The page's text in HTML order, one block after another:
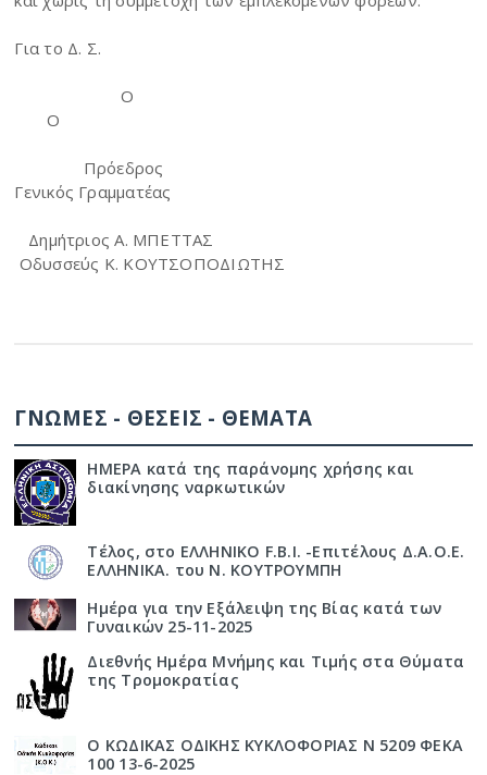
Για το Δ. Σ.
Ο
Ο
Πρόεδρος
Γενικός Γραμματέας
Δημήτριος Α. ΜΠΕΤΤΑΣ
Οδυσσεύς Κ. ΚΟΥΤΣΟΠΟΔΙΩΤΗΣ
ΓΝΩΜΕΣ - ΘΕΣΕΙΣ - ΘΕΜΑΤΑ
ΗΜΕΡΑ κατά της παράνομης χρήσης και
διακίνησης ναρκωτικών
Τέλος, στο ΕΛΛΗΝΙΚΟ F.B.I. -Επιτέλους Δ.Α.Ο.Ε.
ΕΛΛΗΝΙΚΑ. του Ν. ΚΟΥΤΡΟΥΜΠΗ
Ημέρα για την Εξάλειψη της Βίας κατά των
Γυναικών 25-11-2025
Διεθνής Ημέρα Μνήμης και Τιμής στα Θύματα
της Τρομοκρατίας
Ο ΚΩΔΙΚΑΣ ΟΔΙΚΗΣ ΚΥΚΛΟΦΟΡΙΑΣ Ν 5209 ΦΕΚΑ
100 13-6-2025